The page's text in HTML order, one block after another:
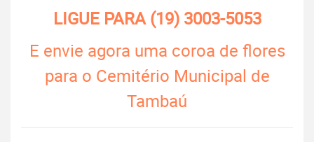
LIGUE PARA(19) 3003-5053
E envie agora uma coroa de flores
para o Cemitério Municipal de
Tambaú